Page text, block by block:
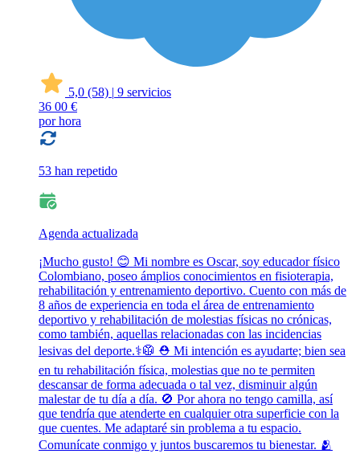
5,0 (58) | 9 servicios
36 00 €
por hora
53 han repetido
Agenda actualizada
¡Mucho gusto! 😊 Mi nombre es Oscar, soy educador físico
Colombiano, poseo ámplios conocimientos en fisioterapia,
rehabilitación y entrenamiento deportivo. Cuento con más de
8 años de experiencia en toda el área de entrenamiento
deportivo y rehabilitación de molestias físicas no crónicas,
como también, aquellas relacionadas con las incidencias
lesivas del deporte.⚕️🥼 ⛑️ Mi intención es ayudarte; bien sea
en tu rehabilitación física, molestias que no te permiten
descansar de forma adecuada o tal vez, disminuir algún
malestar de tu día a día. 🚫 Por ahora no tengo camilla, así
que tendría que atenderte en cualquier otra superficie con la
que cuentes. Me adaptaré sin problema a tu espacio.
Comunícate conmigo y juntos buscaremos tu bienestar. 🫂